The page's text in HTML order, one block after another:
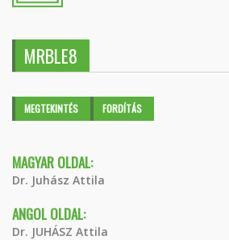
MRBLE8
Elsődleges fülek
MEGTEKINTÉS (AKTÍVFORDÍTÁS
MAGYAR OLDAL:
Dr. Juhász Attila
ANGOL OLDAL:
Dr. JUHÁSZ Attila